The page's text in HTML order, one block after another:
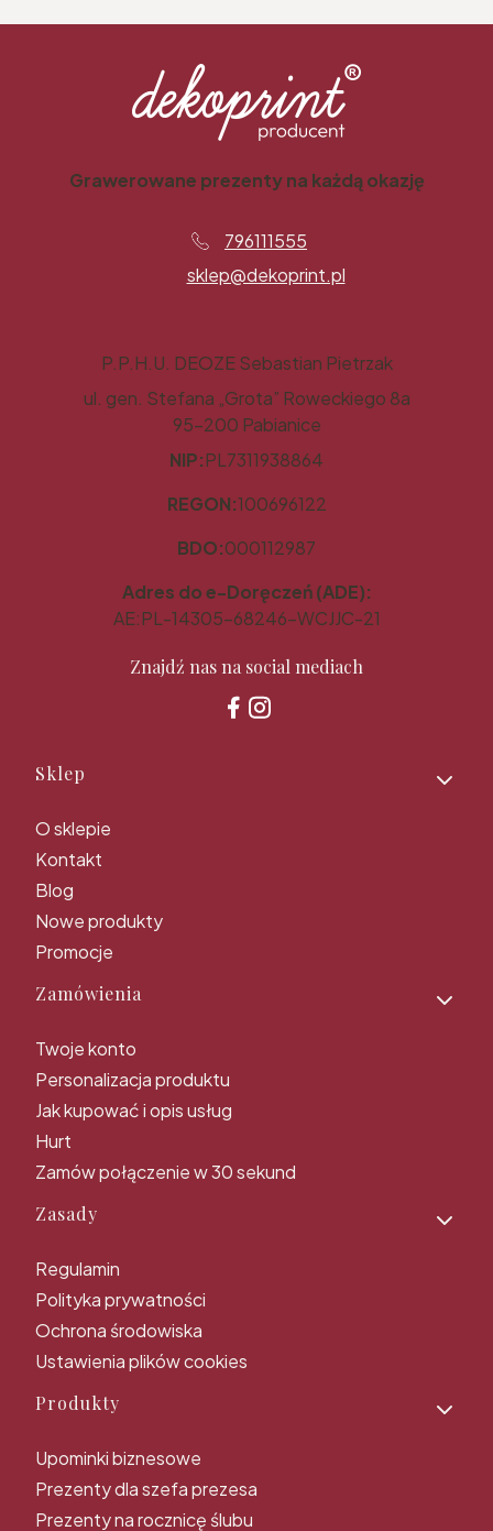
Grawerowane prezenty na każdą okazję
796111555
sklep@dekoprint.pl
P.P.H.U. DEOZE Sebastian Pietrzak
ul. gen. Stefana „Grota” Roweckiego 8a
95-200 Pabianice
NIP:PL7311938864
REGON:100696122
BDO:000112987
Adres do e-Doręczeń (ADE):
AE:PL-14305-68246-WCJJC-21
Znajdź nas na social mediach
Linki w stopce
Sklep
O sklepie
Kontakt
Blog
Nowe produkty
Promocje
Zamówienia
Twoje konto
Personalizacja produktu
Jak kupować i opis usług
Hurt
Zamów połączenie w 30 sekund
Zasady
Regulamin
Polityka prywatności
Ochrona środowiska
Ustawienia plików cookies
Produkty
Upominki biznesowe
Prezenty dla szefa prezesa
Prezenty na rocznicę ślubu